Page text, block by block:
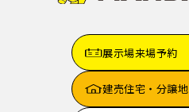
展示場来場予約
建売住宅・分譲地